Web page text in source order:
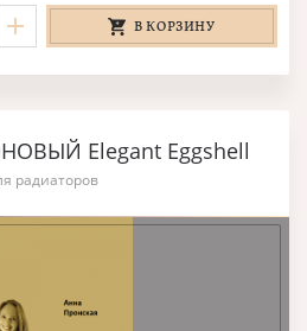
В КОРЗИНУ
Elegant Eggshell
радиаторов